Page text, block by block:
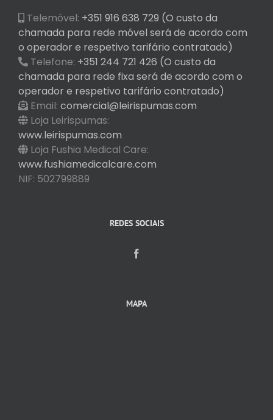
Telemóvel: +351 916 638 729 (O custo da
chamada para rede móvel será de acordo com
o operador e respetivo tarifário contratado)
Telefone: +351 244 721 426 (O custo da
chamada para rede fixa será de acordo com o
operador e respetivo tarifário contratado)
Email: comercial@leirispumas.com
Loja Leirispumas:
www.leirispumas.com
Loja Fushia Medical Care:
www.fushiamedicalcare.com
NIF: 502799889
REDES SOCIAIS
MAPA